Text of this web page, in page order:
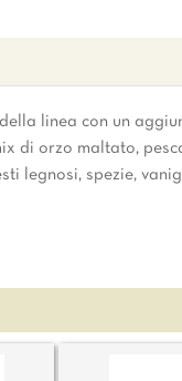
linea con un
di orzo maltato,
legnosi, spezie,